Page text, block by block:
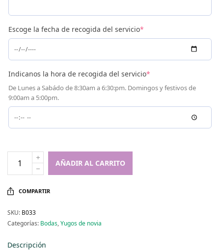
Escoge la fecha de recogida del servicio*
Indicanos la hora de recogida del servicio*
De Lunes a Sabádo de 8:30am a 6:30:pm. Domingos y festivos de
9:00am a 5:00pm.
AÑADIR AL CARRITO
COMPARTIR
SKU: B033
Categorías: Bodas,Yugos de novia
Descripción